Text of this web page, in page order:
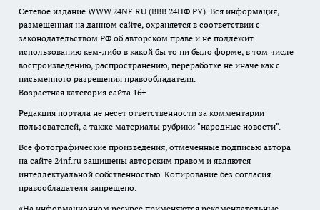
Сетевое издание WWW.24NF.RU (ВВВ.24НФ.РУ). Вся информация,
размещенная на данном сайте, охраняется в соответствии с
законодательством РФ об авторском праве и не подлежит
использованию кем-либо в какой бы то ни было форме, в том числе
воспроизведению, распространению, переработке не иначе как с
письменного разрешения правообладателя.
Возрастная категория сайта 16+.
Редакция портала не несет ответственности за комментарии
пользователей, а также материалы рубрики "народные новости".
Все фотографические произведения, отмеченные подписью автора
на сайте 24nf.ru защищены авторским правом и являются
интеллектуальной собственностью. Копирование без согласия
правообладателя запрещено.